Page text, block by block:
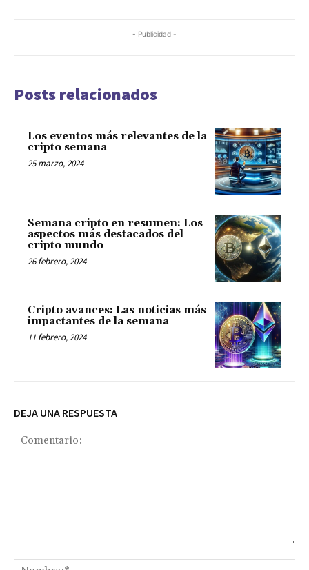
- Publicidad -
Posts relacionados
Los eventos más relevantes de la
cripto semana
25 marzo, 2024
Semana cripto en resumen: Los
aspectos más destacados del
cripto mundo
26 febrero, 2024
Cripto avances: Las noticias más
impactantes de la semana
11 febrero, 2024
DEJA UNA RESPUESTA